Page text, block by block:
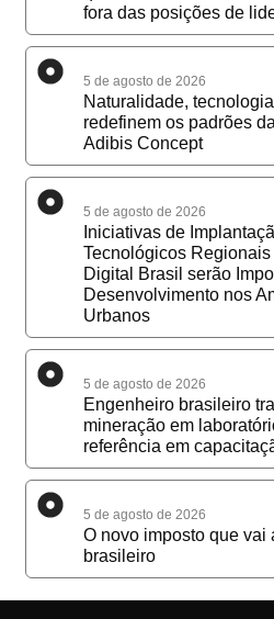
fora das posições de
5 de agosto de 2026
Naturalidade,
redefinem os padrões
Adibis Concept
5 de agosto de 2026
Iniciativas de
Tecnológicos
Digital Brasil serão
Desenvolvimento nos
Urbanos
5 de agosto de 2026
Engenheiro brasileiro
mineração em
referência em
5 de agosto de 2026
O novo imposto que vai
brasileiro